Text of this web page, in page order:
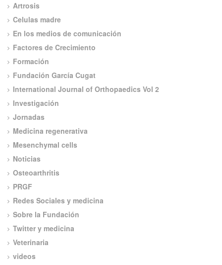
Artrosis
Celulas madre
En los medios de comunicación
Factores de Crecimiento
Formación
Fundación García Cugat
International Journal of Orthopaedics Vol 2
Investigación
Jornadas
Medicina regenerativa
Mesenchymal cells
Noticias
Osteoarthritis
PRGF
Redes Sociales y medicina
Sobre la Fundación
Twitter y medicina
Veterinaria
videos